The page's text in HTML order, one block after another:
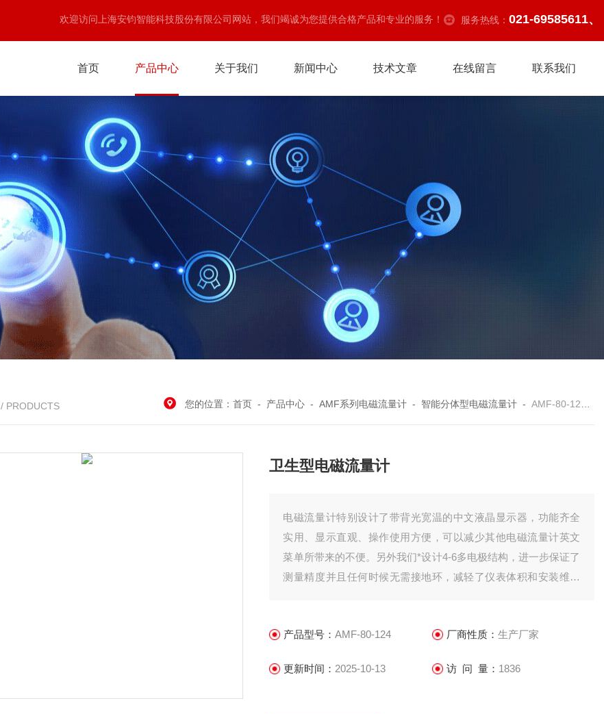
欢迎访问上海安钧智能科技股份有限公司网站，我们竭诚为您提供合格产品和专业的服务！ 服务热线： 021-69585611、
首页 产品中心 关于我们 新闻中心 技术文章 在线留言 联系我们
/ PRODUCTS 您的位置：首页 - 产品中心 -AMF系列电磁流量计 - 智能分体型电磁流量计 -AMF-80-124卫生型电磁流量计
卫生型电磁流量计
电磁流量计特别设计了带背光宽温的中文液晶显示器，功能齐全
实用、显示直观、操作使用方便，可以减少其他电磁流量计英文
菜单所带来的不便。另外我们*设计4-6多电极结构，进一步保证了
测量精度并且任何时候无需接地环，减轻了仪表体积和安装维护
环保、冶金、医药、造纸、给排水等工业技术和管理部门。
产品型号：AMF-80-124 厂商性质： 生产厂家
更新时间： 2025-10-13 访 问 量： 1836